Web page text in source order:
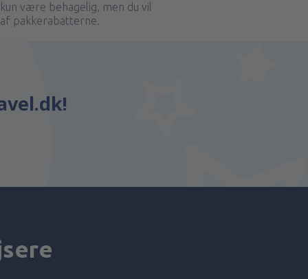
være behagelig, men du vil
pakkerabatterne.